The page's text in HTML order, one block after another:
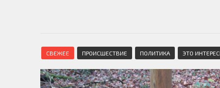
СВЕЖЕЕ ПРОИСШЕСТВИЕ ПОЛИТИКА ЭТО